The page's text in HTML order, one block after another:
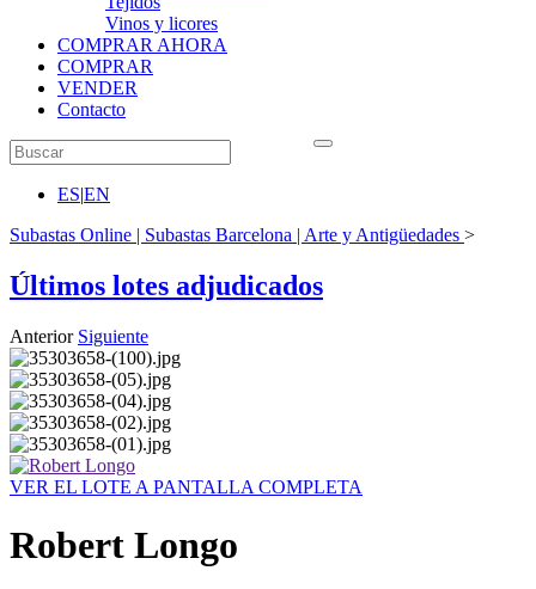
Vinos y licores
COMPRAR AHORA
COMPRAR
VENDER
Contacto
ES|EN
Subastas Online | Subastas Barcelona | Arte y Antigüedades >
Últimos lotes adjudicados
Anterior Siguiente
VER EL LOTE A PANTALLA COMPLETA
Robert Longo